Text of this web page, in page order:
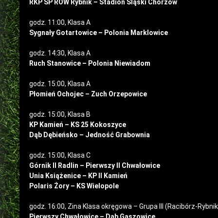
RKP SP ROW Rybnik – Stadion Śląski Chorzów
godz. 11:00, Klasa A
Sygnały Gotartowice – Polonia Marklowice
godz. 14:30, Klasa A
Ruch Stanowice – Polonia Niewiadom
godz. 15:00, Klasa A
Płomień Ochojec – Zuch Orzepowice
godz. 15:00, Klasa B
KP Kamień – KS 25 Kokoszyce
Dąb Dębieńsko – Jedność Grabownia
godz. 15:00, Klasa C
Górnik II Radlin – Pierwszy II Chwałowice
Unia Książenice – KP II Kamień
Polaris Żory – KS Wielopole
godz. 16:00, Zina Klasa okręgowa – Grupa III (Racibórz-